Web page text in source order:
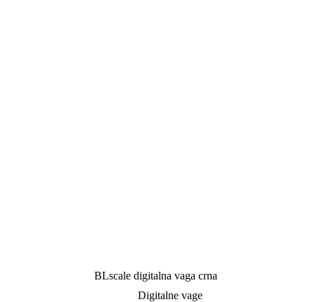
BLscale digitalna vaga crna
Digitalne vage